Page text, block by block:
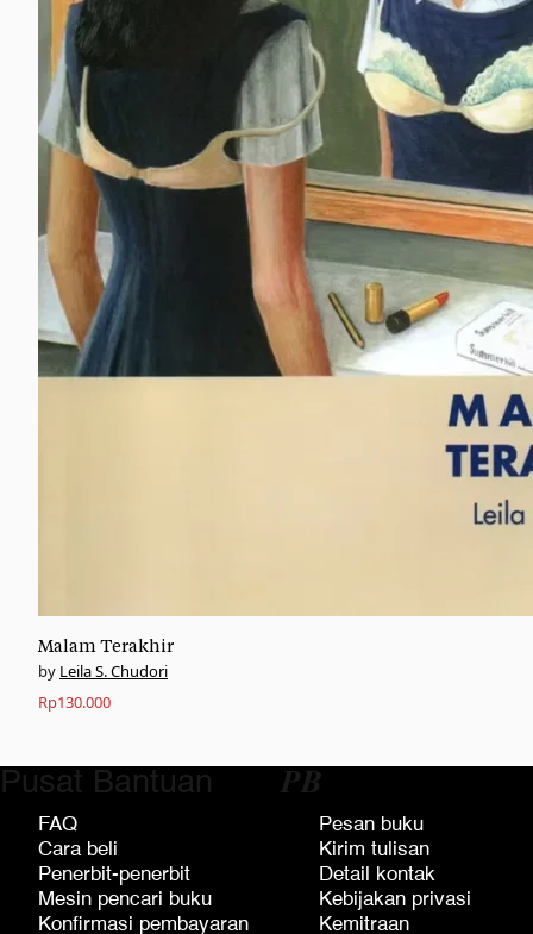
Malam Terakhir
Leila S. Chudori
Rp130.000
Pusat Bantuan
FAQ
Cara beli
Penerbit-penerbit
Mesin pencari buku
Konfirmasi pembayaran
𝑷𝑩
Pesan buku
Kirim tulisan
Detail kontak
Kebijakan privasi
Kemitraan